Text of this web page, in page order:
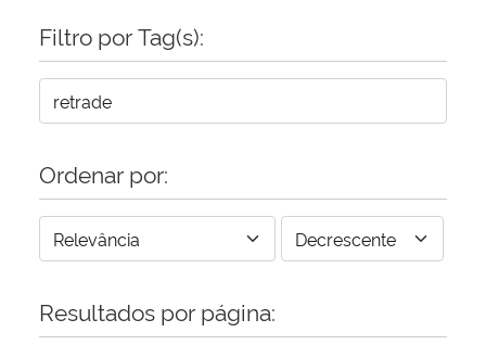
Ministério da Mulher, da Família e dos Direitos Humanos
Secretaria-Geral
Gabinete de Segurança Institucional
Banco Central do Brasil
Filtro por Tag(s):
Ordenar por:
Resultados por página: